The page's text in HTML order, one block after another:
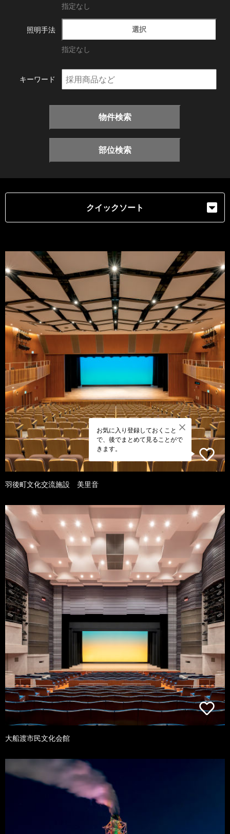
指定なし
照明手法 選択
指定なし
キーワード
物件検索
部位検索
クイックソート
お気に入り登録しておくこと
で、後でまとめて見ることがで
きます。
羽後町文化交流施設 美里音
大船渡市民文化会館